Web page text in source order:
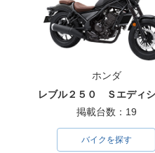
ホンダ
レブル２５０ Ｓエディ
掲載台数：19
バイクを探す